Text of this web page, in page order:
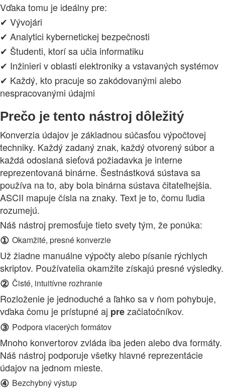
Vďaka tomu je ideálny pre:
✔ Vývojári
✔ Analytici kybernetickej bezpečnosti
✔ Študenti, ktorí sa učia informatiku
✔ Inžinieri v oblasti elektroniky a vstavaných systémov
✔ Každý, kto pracuje so zakódovanými alebo
nespracovanými údajmi
Prečo je tento nástroj dôležitý
Konverzia údajov je základnou súčasťou výpočtovej
techniky. Každý zadaný znak, každý otvorený súbor a
každá odoslaná sieťová požiadavka je interne
reprezentovaná binárne. Šestnástková sústava sa
používa na to, aby bola binárna sústava čitateľnejšia.
ASCII mapuje čísla na znaky. Text je to, čomu ľudia
rozumejú.
Náš nástroj premosťuje tieto svety tým, že ponúka:
① Okamžité, presné konverzie
Už žiadne manuálne výpočty alebo písanie rýchlych
skriptov. Používatelia okamžite získajú presné výsledky.
② Čisté, intuitívne rozhranie
Rozloženie je jednoduché a ľahko sa v ňom pohybuje,
vďaka čomu je prístupné aj prezačiatočníkov.
③ Podpora viacerých formátov
Mnoho konvertorov zvláda iba jeden alebo dva formáty.
Náš nástroj podporuje všetky hlavné reprezentácie
údajov na jednom mieste.
④ Bezchybný výstup